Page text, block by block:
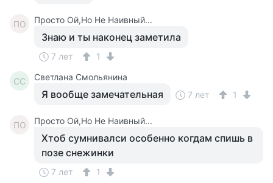
ПО Просто Ой,Но Не Наивный...
Знаю и ты наконец заметила
7 лет 1
СС Светлана Смольянина
Я вообще замечательная 7 лет 1
ПО Просто Ой,Но Не Наивный...
Хтоб сумнивалси особенно когдам спишь в
позе снежинки
7 лет 1